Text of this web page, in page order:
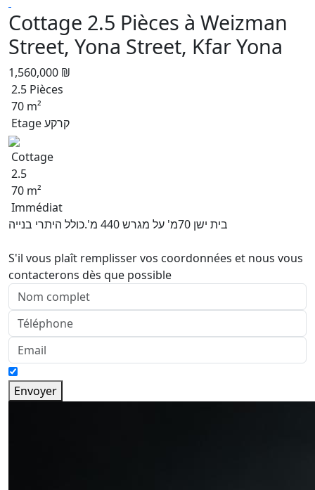
Cottage 2.5 Pièces à Weizman
Street, Yona Street, Kfar Yona
1,560,000 ₪
2.5 Pièces
70 m²
Etage קרקע
Cottage
2.5
70 m²
Immédiat
בית ישן 70מ' על מגרש 440 מ'.כולל היתרי בנייה
S'il vous plaît remplisser vos coordonnées et nous vous
contacterons dès que possible
Envoyer